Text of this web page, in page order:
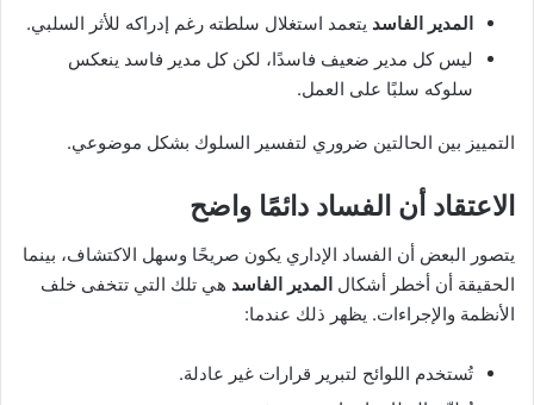
المدير الفاسد يتعمد استغلال سلطته رغم إدراكه للأثر السلبي.
ليس كل مدير ضعيف فاسدًا، لكن كل مدير فاسد ينعكس
سلوكه سلبًا على العمل.
التمييز بين الحالتين ضروري لتفسير السلوك بشكل موضوعي.
الاعتقاد أن الفساد دائمًا واضح
يتصور البعض أن الفساد الإداري يكون صريحًا وسهل الاكتشاف، بينما
الحقيقة أن أخطر أشكال المدير الفاسد هي تلك التي تتخفى خلف
الأنظمة والإجراءات. يظهر ذلك عندما:
تُستخدم اللوائح لتبرير قرارات غير عادلة.